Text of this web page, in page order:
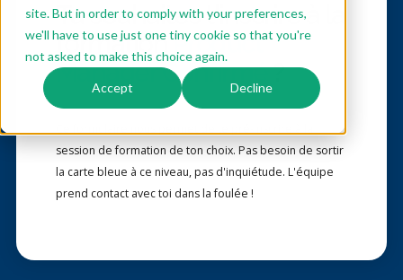
site. But in order to comply with your preferences,
we'll have to use just one tiny cookie so that you're
not asked to make this choice again.
Accept Decline
Tu souhaites t'inscrire à la
formationProduct
Manager Confirmé?
session de formation de ton choix. Pas besoin de sortir
la carte bleue à ce niveau, pas d'inquiétude. L'équipe
prend contact avec toi dans la foulée !